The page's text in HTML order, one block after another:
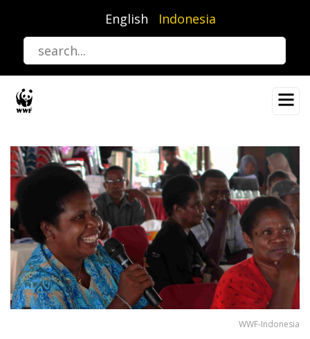
utama
English Indonesia
WWF-Indonesia